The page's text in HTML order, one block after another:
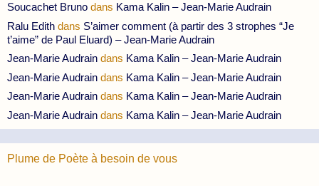
Soucachet Bruno dans Kama Kalin – Jean-Marie Audrain
Ralu Edith dans S’aimer comment (à partir des 3 strophes “Je
t’aime” de Paul Eluard) – Jean-Marie Audrain
Jean-Marie Audrain dans Kama Kalin – Jean-Marie Audrain
Jean-Marie Audrain dans Kama Kalin – Jean-Marie Audrain
Jean-Marie Audrain dans Kama Kalin – Jean-Marie Audrain
Jean-Marie Audrain dans Kama Kalin – Jean-Marie Audrain
Plume de Poète à besoin de vous